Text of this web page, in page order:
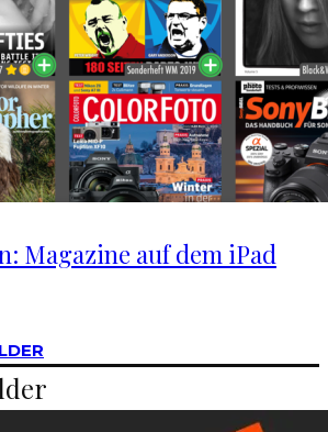
Magazine auf dem iPad